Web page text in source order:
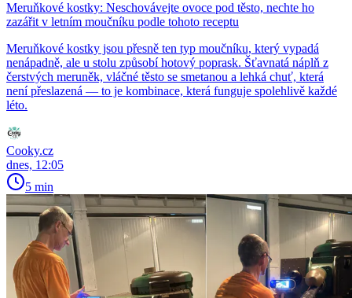
Meruňkové kostky: Neschovávejte ovoce pod těsto, nechte ho
zazářit v letním moučníku podle tohoto receptu
Meruňkové kostky jsou přesně ten typ moučníku, který vypadá
nenápadně, ale u stolu způsobí hotový poprask. Šťavnatá náplň z
čerstvých meruněk, vláčné těsto se smetanou a lehká chuť, která
není přeslazená — to je kombinace, která funguje spolehlivě každé
léto.
Cooky.cz
dnes, 12:05
5 min